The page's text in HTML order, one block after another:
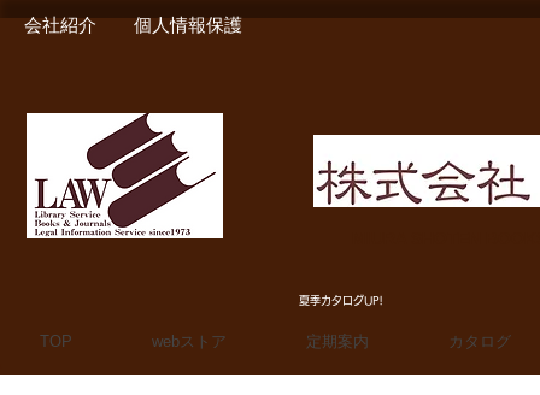
会社紹介 個人情報保護
夏季カタログUP!
TOP webストア 定期案内 カタログ